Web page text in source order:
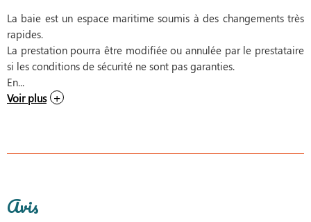
La baie est un espace maritime soumis à des changements très
rapides.
La prestation pourra être modifiée ou annulée par le prestataire
si les conditions de sécurité ne sont pas garanties.
En...
Voir plus
Avis